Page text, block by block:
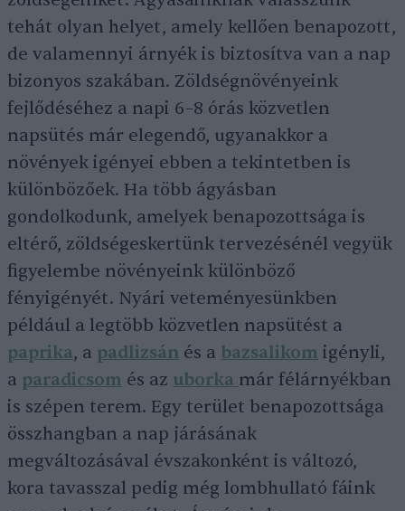
tehát olyan helyet, amely kellően benapozott,
de valamennyi árnyék is biztosítva van a nap
bizonyos szakában. Zöldségnövényeink
fejlődéséhez a napi 6–8 órás közvetlen
napsütés már elegendő, ugyanakkor a
növények igényei ebben a tekintetben is
különbözőek. Ha több ágyásban
gondolkodunk, amelyek benapozottsága is
eltérő, zöldségeskertünk tervezésénél vegyük
figyelembe növényeink különböző
fényigényét. Nyári veteményesünkben
például a legtöbb közvetlen napsütést a
paprika, a padlizsán és a bazsalikom igényli,
a paradicsom és az uborka már félárnyékban
is szépen terem. Egy terület benapozottsága
összhangban a nap járásának
megváltozásával évszakonként is változó,
kora tavasszal pedig még lombhullató fáink